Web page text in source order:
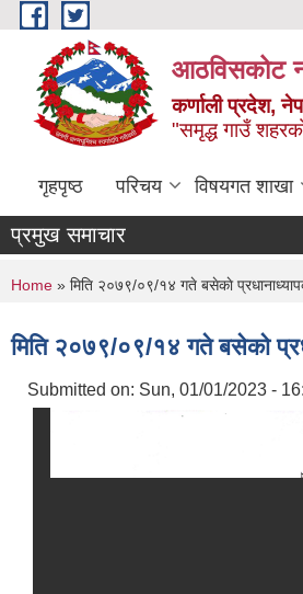
Skip to main content
आठविसकोट
कर्णाली प्रदेश,
"समृद्ध गाउँ
गृहपृष्ठ परिचय विषयगत शाखा
प्रमुख समाचार
You are here
Home » मिति २०७९/०९/१४ गते बसेकाे
मिति २०७९/०९/१४ गते बसेकाे
Submitted on: Sun, 01/01/2023 -